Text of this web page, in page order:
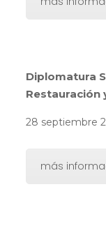
Diplomatura
Restauración
28 septiembre
más